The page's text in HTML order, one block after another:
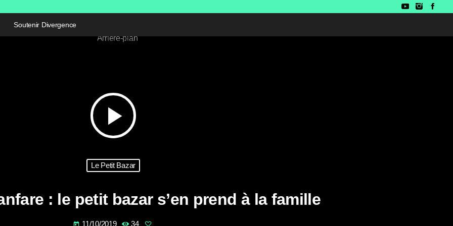
Soutenir Divergence
play_arrow
Le Petit Bazar
: le petit bazar s’en prend à la famille
today 11/10/2019 34